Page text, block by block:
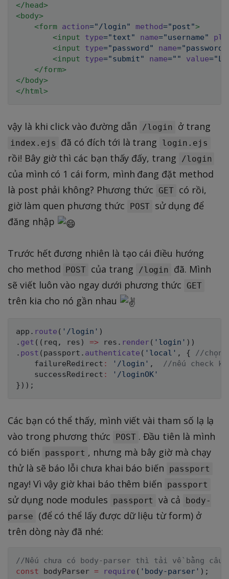
</head>
<body>
<form action="/login" method="post">
<input type="text" name="username"
<input type="password" name="password
<input type="submit" name=" " value="
</form>
</body>
</html>
vậy là khi click vào đường dẫn /login ở trang
index.ejs đã có đích tới là trang login.ejs
rồi! Bây giờ thì các bạn thấy đấy, trang /login
của mình có 1 cái form, mình đang đặt method
là post phải không? Phương thức
GET có rồi,
giờ làm quen phương thức
POST sử dụng để
đăng nhập
Trước hết đương nhiên là tạo cái điều hướng
cho method POST của trang /login
đã. Mình
sẽ viết luôn vào ngay dưới phương thức
GET
trên kia cho nó gần nhau
app . route ( '/login' )
. get ( ( req , res ) => res . render( 'login' ) )
. post ( passport . authenticate ( 'local' , {
//chọn
    failureRedirect
: '/login' ,
//nếu check
    successRedirect
:
'/loginOK'
} ) ) ;
Các bạn có thể thấy, mình viết vài tham số lạ lạ
vào trong phương thức
POST . Đầu tiên là mình
có biến
passport , nhưng mà bây giờ mà chạy
thử là sẽ báo lỗi chưa khai báo biến
passport
ngay! Vì vậy giờ khai báo thêm biến passport
sử dụng node modules passport và cả
body-
parse
(để có thể lấy được dữ liệu từ form) ở
trên dòng này đã nhé:
//Nếu chưa có body-parser thì tải về bằng
const bodyParser = require ( 'body-parser' ) ;